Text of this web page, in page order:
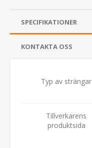
SPECIFIKATIONER
KONTAKTA OSS
Typ av strängar
Tillverkarens
produktsida